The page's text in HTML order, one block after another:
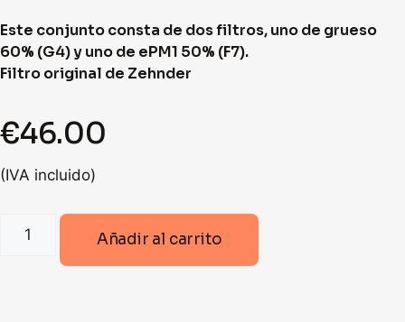
Este conjunto consta de dos filtros, uno de grueso
60% (G4) y uno de ePM1 50% (F7).
Filtro original de Zehnder
€46.00
(IVA incluido)
ZEHNDER
Añadir al carrito